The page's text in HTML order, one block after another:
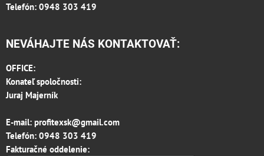
Telefón: 0948 303 419
NEVÁHAJTE NÁS KONTAKTOVAŤ:
OFFICE:
Konateľ spoločnosti:
Juraj Majerník
E-mail: profitexsk@gmail.com
Telefón: 0948 303 419
Fakturačné oddelenie: